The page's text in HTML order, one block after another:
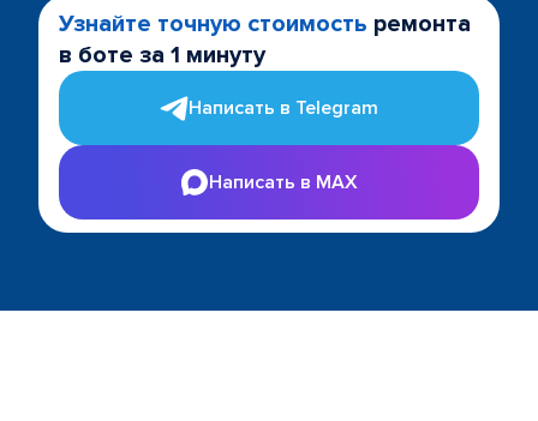
Узнайте точную стоимость ремонта
в боте за 1 минуту
Написать в Telegram
Написать в MAX